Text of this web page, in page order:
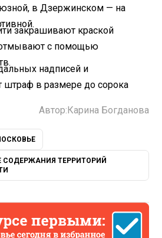
в Дзержинском — на
закрашивают краской
с помощью
надписей и
штраф в размере до сорока
Автор: Карина Богданова
СОДЕРЖАНИЯ ТЕРРИТОРИЙ